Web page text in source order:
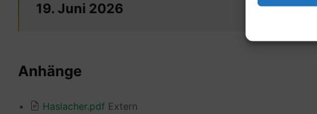
19. Juni 2026
Anhänge
Haslacher.pdf Extern